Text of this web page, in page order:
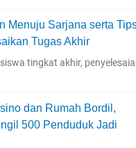
Menuju Sarjana serta
Tugas Akhir
tingkat akhir,
dan Rumah Bordil,
500 Penduduk Jadi